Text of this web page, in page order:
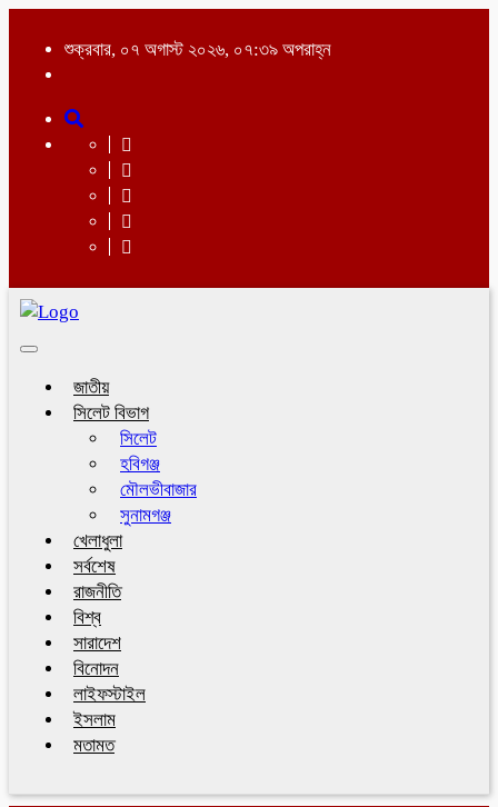
শুক্রবার, ০৭ অগাস্ট ২০২৬, ০৭:৩৯ অপরাহ্ন
Toggle
জাতীয়
সিলেট বিভাগ
সিলেট
হবিগঞ্জ
মৌলভীবাজার
সুনামগঞ্জ
খেলাধুলা
সর্বশেষ
রাজনীতি
বিশ্ব
সারাদেশ
বিনোদন
লাইফস্টাইল
ইসলাম
মতামত